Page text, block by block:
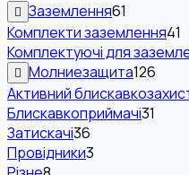
Заземлення61
Комплекти заземлення41
Комплектуючі для
Молниезащита126
Активний
Блискавкоприймачі31
Затискачі36
Провідники3